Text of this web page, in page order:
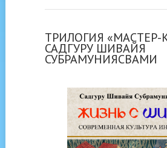
ТРИЛОГИЯ «МАСТЕР-
САДГУРУ ШИВАЙЯ
СУБРАМУНИЯСВАМИ